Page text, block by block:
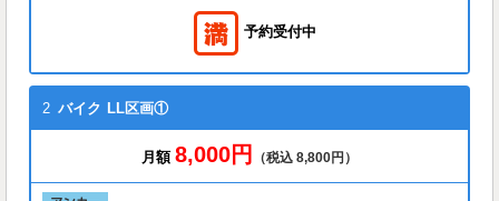
予約受付中
2 バイク LL区画①
月額 8,000円 （税込 8,800円）